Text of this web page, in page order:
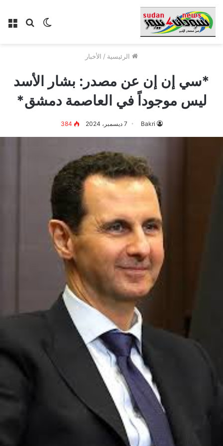
بحث الوضع
الرئيسية / الأخبار
*سي إن إن عن مصدر: بشار الأسد
ليس موجوداً في العاصمة دمشق*
Bakri 7 ديسمبر، 2024 384